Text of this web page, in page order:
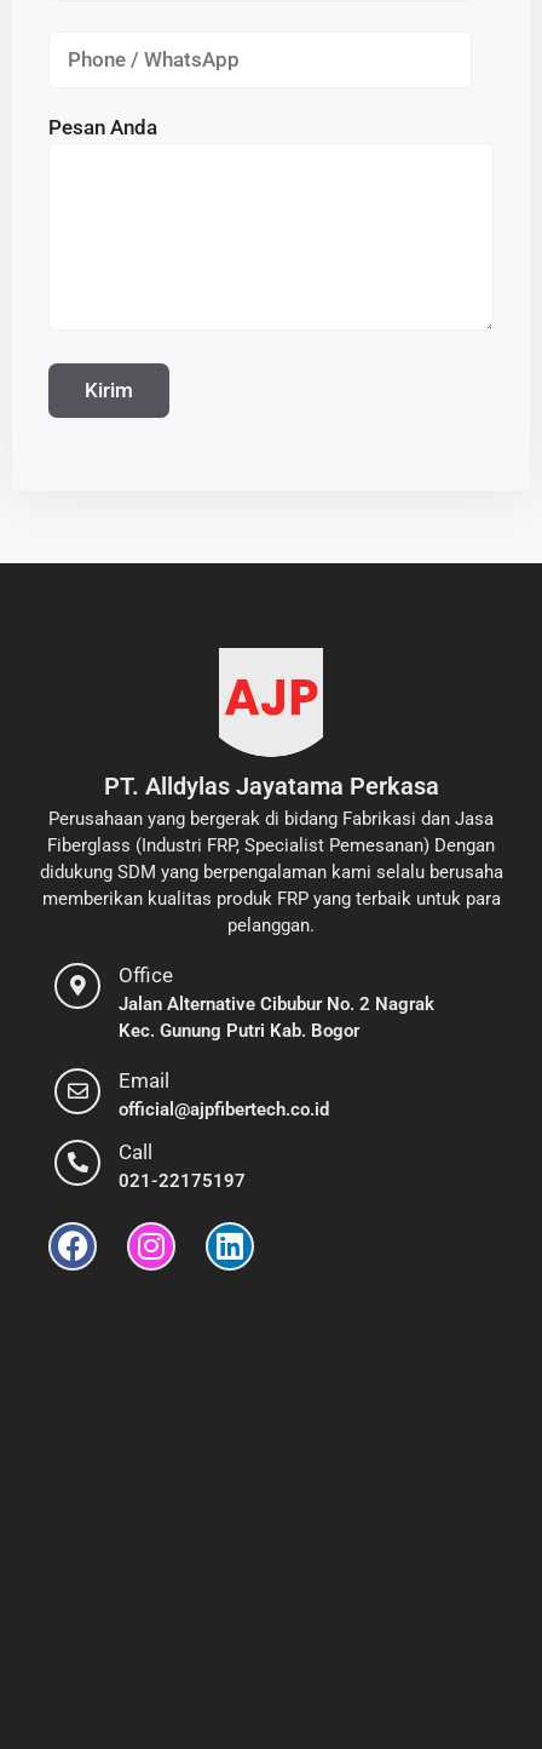
Pesan Anda
PT. Alldylas Jayatama Perkasa
Perusahaan yang bergerak di bidang Fabrikasi dan Jasa
Fiberglass (Industri FRP, Specialist Pemesanan) Dengan
didukung SDM yang berpengalaman kami selalu berusaha
memberikan kualitas produk FRP yang terbaik untuk para
pelanggan.
Office
Jalan Alternative Cibubur No. 2 Nagrak
Kec. Gunung Putri Kab. Bogor
Email
official@ajpfibertech.co.id
Call
021-22175197